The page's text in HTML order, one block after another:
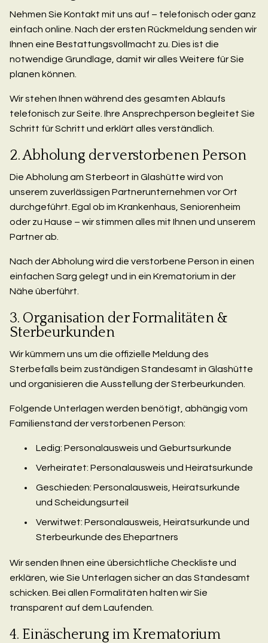
Nehmen Sie Kontakt mit uns auf – telefonisch oder ganz
einfach online. Nach der ersten Rückmeldung senden wir
Ihnen eine Bestattungsvollmacht zu. Dies ist die
notwendige Grundlage, damit wir alles Weitere für Sie
planen können.
Wir stehen Ihnen während des gesamten Ablaufs
telefonisch zur Seite. Ihre Ansprechperson begleitet Sie
Schritt für Schritt und erklärt alles verständlich.
2. Abholung der verstorbenen Person
Die Abholung am Sterbeort in Glashütte wird von
unserem zuverlässigen Partnerunternehmen vor Ort
durchgeführt. Egal ob im Krankenhaus, Seniorenheim
oder zu Hause – wir stimmen alles mit Ihnen und unserem
Partner ab.
Nach der Abholung wird die verstorbene Person in einen
einfachen Sarg gelegt und in ein Krematorium in der
Nähe überführt.
3. Organisation der Formalitäten &
Sterbeurkunden
Wir kümmern uns um die offizielle Meldung des
Sterbefalls beim zuständigen Standesamt in Glashütte
und organisieren die Ausstellung der Sterbeurkunden.
Folgende Unterlagen werden benötigt, abhängig vom
Familienstand der verstorbenen Person:
Ledig: Personalausweis und Geburtsurkunde
Verheiratet: Personalausweis und Heiratsurkunde
Geschieden: Personalausweis, Heiratsurkunde
und Scheidungsurteil
Verwitwet: Personalausweis, Heiratsurkunde und
Sterbeurkunde des Ehepartners
Wir senden Ihnen eine übersichtliche Checkliste und
erklären, wie Sie Unterlagen sicher an das Standesamt
schicken. Bei allen Formalitäten halten wir Sie
transparent auf dem Laufenden.
4. Einäscherung im Krematorium